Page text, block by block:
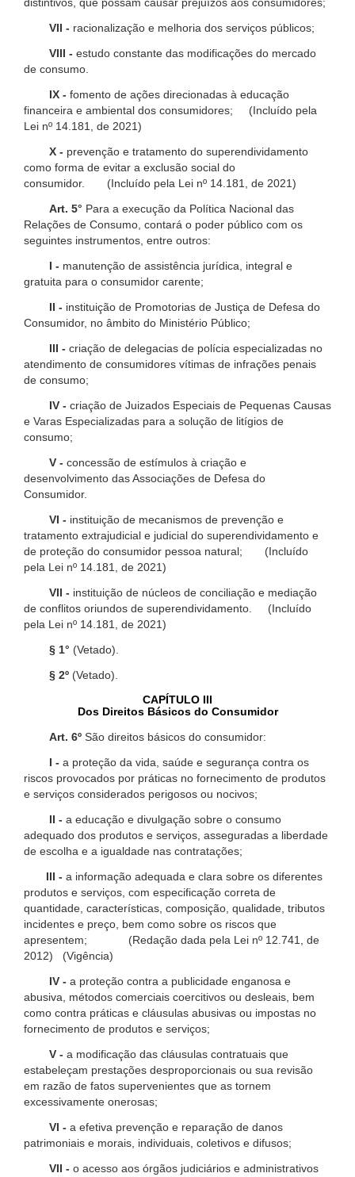
distintivos, que possam causar prejuízos aos consumidores;
VII - racionalização e melhoria dos serviços públicos;
VIII - estudo constante das modificações do mercado
de consumo.
IX - fomento de ações direcionadas à educação
financeira e ambiental dos consumidores; (Incluído pela
Lei nº 14.181, de 2021)
X - prevenção e tratamento do superendividamento
como forma de evitar a exclusão social do
consumidor. (Incluído pela Lei nº 14.181, de 2021)
Art. 5° Para a execução da Política Nacional das
Relações de Consumo, contará o poder público com os
seguintes instrumentos, entre outros:
I - manutenção de assistência jurídica, integral e
gratuita para o consumidor carente;
II - instituição de Promotorias de Justiça de Defesa do
Consumidor, no âmbito do Ministério Público;
III - criação de delegacias de polícia especializadas no
atendimento de consumidores vítimas de infrações penais
de consumo;
IV - criação de Juizados Especiais de Pequenas Causas
e Varas Especializadas para a solução de litígios de
consumo;
V - concessão de estímulos à criação e
desenvolvimento das Associações de Defesa do
Consumidor.
VI - instituição de mecanismos de prevenção e
tratamento extrajudicial e judicial do superendividamento e
de proteção do consumidor pessoa natural; (Incluído
pela Lei nº 14.181, de 2021)
VII - instituição de núcleos de conciliação e mediação
de conflitos oriundos de superendividamento. (Incluído
pela Lei nº 14.181, de 2021)
§ 1° (Vetado).
§ 2º (Vetado).
CAPÍTULO III
Dos Direitos Básicos do Consumidor
Art. 6º São direitos básicos do consumidor:
I - a proteção da vida, saúde e segurança contra os
riscos provocados por práticas no fornecimento de produtos
e serviços considerados perigosos ou nocivos;
II - a educação e divulgação sobre o consumo
adequado dos produtos e serviços, asseguradas a liberdade
de escolha e a igualdade nas contratações;
III - a informação adequada e clara sobre os diferentes
produtos e serviços, com especificação correta de
quantidade, características, composição, qualidade, tributos
incidentes e preço, bem como sobre os riscos que
apresentem; (Redação dada pela Lei nº 12.741, de
2012) (Vigência)
IV - a proteção contra a publicidade enganosa e
abusiva, métodos comerciais coercitivos ou desleais, bem
como contra práticas e cláusulas abusivas ou impostas no
fornecimento de produtos e serviços;
V - a modificação das cláusulas contratuais que
estabeleçam prestações desproporcionais ou sua revisão
em razão de fatos supervenientes que as tornem
excessivamente onerosas;
VI - a efetiva prevenção e reparação de danos
patrimoniais e morais, individuais, coletivos e difusos;
VII - o acesso aos órgãos judiciários e administrativos